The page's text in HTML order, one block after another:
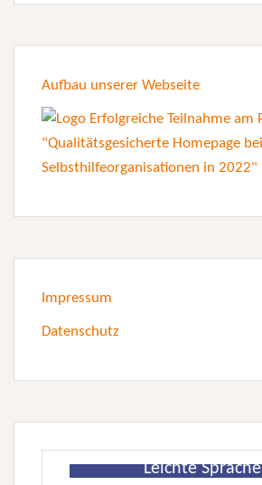
Aufbau unserer Webseite
Impressum
Datenschutz
Leichte Sprache